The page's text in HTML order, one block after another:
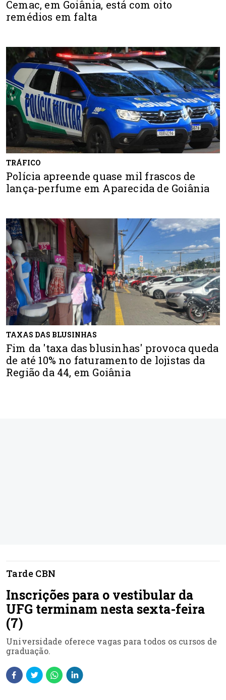
Cemac, em Goiânia, está com oito
remédios em falta
TRÁFICO
Polícia apreende quase mil frascos de
lança-perfume em Aparecida de Goiânia
TAXAS DAS BLUSINHAS
Fim da 'taxa das blusinhas' provoca queda
de até 10% no faturamento de lojistas da
Região da 44, em Goiânia
Tarde CBN
Inscrições para o vestibular da
UFG terminam nesta sexta-feira
(7)
Universidade oferece vagas para todos os cursos de
graduação.